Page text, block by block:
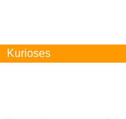
Kurioses